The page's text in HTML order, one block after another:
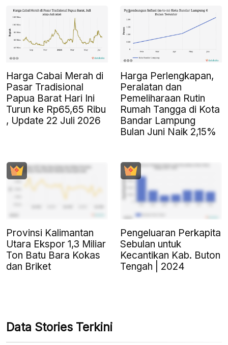
Harga Cabai Merah di
Pasar Tradisional
Papua Barat Hari Ini
Turun ke Rp65,65 Ribu
, Update 22 Juli 2026
Harga Perlengkapan,
Peralatan dan
Pemeliharaan Rutin
Rumah Tangga di Kota
Bandar Lampung
Bulan Juni Naik 2,15%
Provinsi Kalimantan
Utara Ekspor 1,3 Miliar
Ton Batu Bara Kokas
dan Briket
Pengeluaran Perkapita
Sebulan untuk
Kecantikan Kab. Buton
Tengah | 2024
Data Stories Terkini